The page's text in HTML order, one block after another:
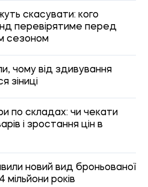
скасувати: кого
перевірятиме перед
сезоном
чому від здивування
зіниці
по складах: чи чекати
і зростання цін в
новий вид броньованої
мільйони років